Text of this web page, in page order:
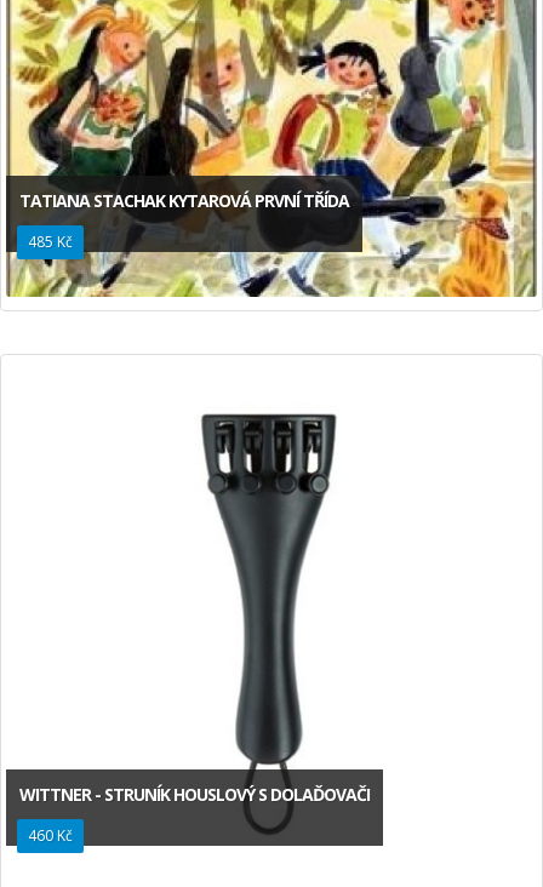
TATIANA STACHAK KYTAROVÁ PRVNÍ TŘÍDA
485 Kč
WITTNER - STRUNÍK HOUSLOVÝ S DOLAĎOVAČI
460 Kč